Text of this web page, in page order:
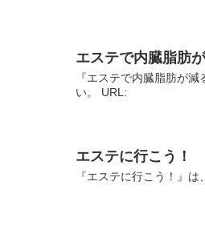
エステで内臓脂肪
『エステで内臓脂肪が
い。 URL:
エステに行こう！
『エステに行こう！』